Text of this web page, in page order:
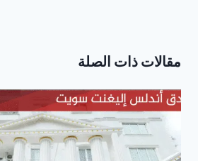
مقالات ذات الصلة